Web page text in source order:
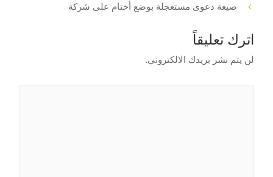
صيغة دعوى مستعجلة بوضع أختام على شركة
اترك تعليقاً
لن يتم نشر بريدك الالكتروني.